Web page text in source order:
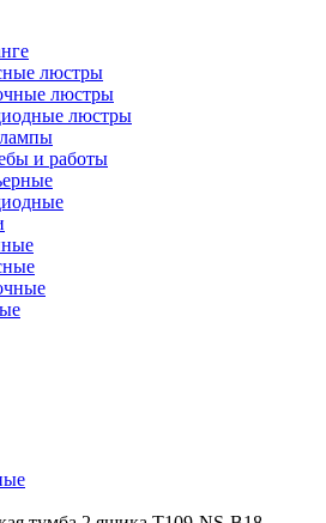
люстры
люстры
люстры
и работы